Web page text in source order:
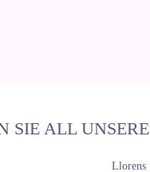
SIE ALL
Llorens